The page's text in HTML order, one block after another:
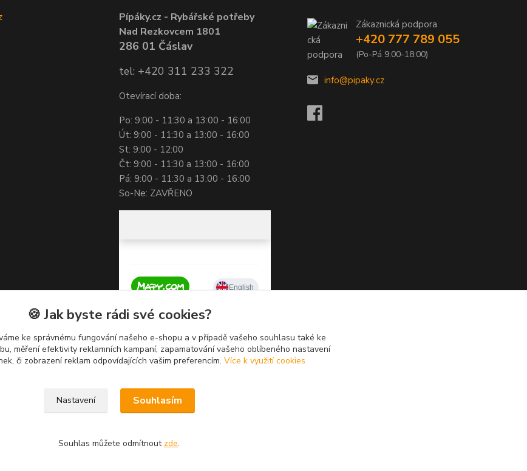
Pípáky.cz - Rybářské potřeby
Nad Rezkovcem 1801
286 01 Čáslav
tel: +420 311 233 322
Otevírací doba:
Po: 9:00 - 11:30 a 13:00 - 16:00
Út: 9:00 - 11:30 a 13:00 - 16:00
St: 9:00 - 12:00
Čt: 9:00 - 11:30 a 13:00 - 16:00
Pá: 9:00 - 11:30 a 13:00 - 16:00
So-Ne: ZAVŘENO
Zákaznická podpora
+420 777 789 055
(Po-Pá 9:00-18:00)
info@pipaky.cz
🍪 Jak byste rádi své cookies?
ke správnému fungování našeho e-shopu a v případě vašeho souhlasu také ke
měření efektivity reklamních kampaní, zapamatování vašeho oblíbeného nastavení
či zobrazení reklam odpovídajících vašim preferencím. Více k využití cookies
Nastavení Souhlasím
Souhlas můžete odmítnout zde.